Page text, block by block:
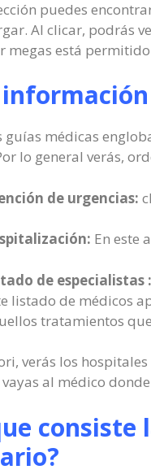
puedes
Al clicar, podrás
megas está
guías médicas
lo general verás,
de urgencias:
En este
de especialistas :
listado de médicos
tratamientos
verás los
al médico